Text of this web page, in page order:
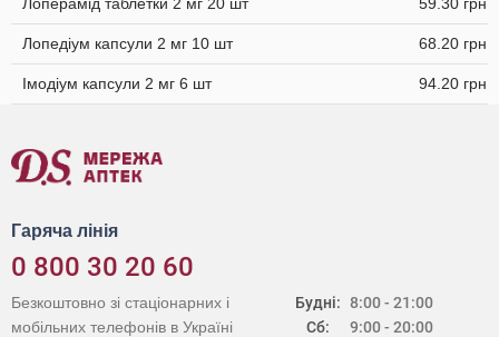
Лопедіум капсули 2 мг 10 шт 68.20 грн
Імодіум капсули 2 мг 6 шт 94.20 грн
Гаряча лінія
0 800 30 20 60
Будні:
Сб:
8:00 - 21:00
9:00 - 20:00
Безкоштовно зі стаціонарних і
мобільних телефонів в Україні